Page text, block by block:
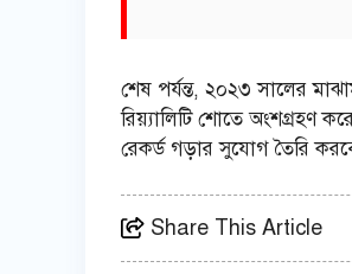
শেষ পর্যন্ত, ২০২৩ সালের
রিয়্যালিটি শোতে অংশগ্রহণ
রেকর্ড গড়ার সুযোগ তৈরি
Share This Article